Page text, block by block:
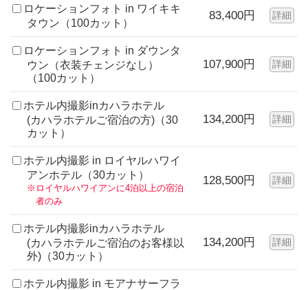
ロケーションフォト in ワイキキ
タウン（100カット）
83,400円 詳細
ロケーションフォト in ダウンタ
ウン（衣装チェンジなし）
（100カット）
107,900円 詳細
ホテル内撮影inカハラホテル
(カハラホテルご宿泊の方)（30
カット）
134,200円 詳細
ホテル内撮影 in ロイヤルハワイ
アンホテル（30カット）
※ロイヤルハワイアンに4泊以上の宿泊
者のみ
128,500円 詳細
ホテル内撮影inカハラホテル
(カハラホテルご宿泊のお客様以
外)（30カット）
134,200円 詳細
ホテル内撮影 in モアナサーフラ